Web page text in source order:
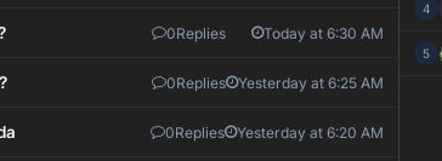
0Replies Today at 6:30 AM
0Replies Yesterday at 6:25 AM
0Replies Yesterday at 6:20 AM
4
5